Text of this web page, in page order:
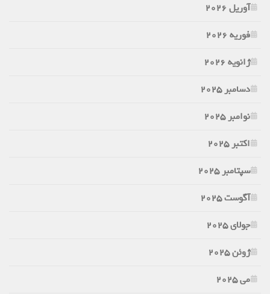
آوریل 2026
فوریه 2026
ژانویه 2026
دسامبر 2025
نوامبر 2025
اکتبر 2025
سپتامبر 2025
آگوست 2025
جولای 2025
ژوئن 2025
می 2025